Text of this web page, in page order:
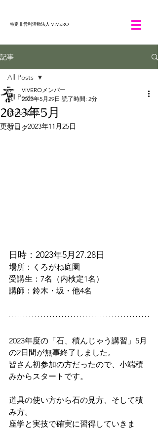
特定非営利活動法人 VIVERO
記事
All Posts
活do!記録
ブログ
All Posts
2023年5月
VIVEROメンバー
2023年5月29日 読了時間: 2分
更新日：2023年11月25日
日時：2023年5月27.28日
場所：くろがね庭園
受講生：7名（内検定1名）
講師：鈴木・坂・他4名
2023年度の「石、積んじゃう講習」5月
の2日間が無事終了しました。
皆さん初参加の方だったので、小端積
みからスタートです。
道具の使い方から石の見方、そして積
み方。
座学と実技で確実に習得していきま